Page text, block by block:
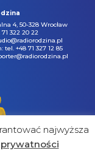
4, 50-328 Wrocław
322 20 22
tel. +48 71 327 12 85
najwyższa